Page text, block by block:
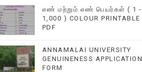
எண் மற்றும் எண் பெயர்கள் ( 1 -
1,000 ) COLOUR PRINTABLE
PDF
ANNAMALAI UNIVERSITY
GENUINENESS APPLICATION
FORM